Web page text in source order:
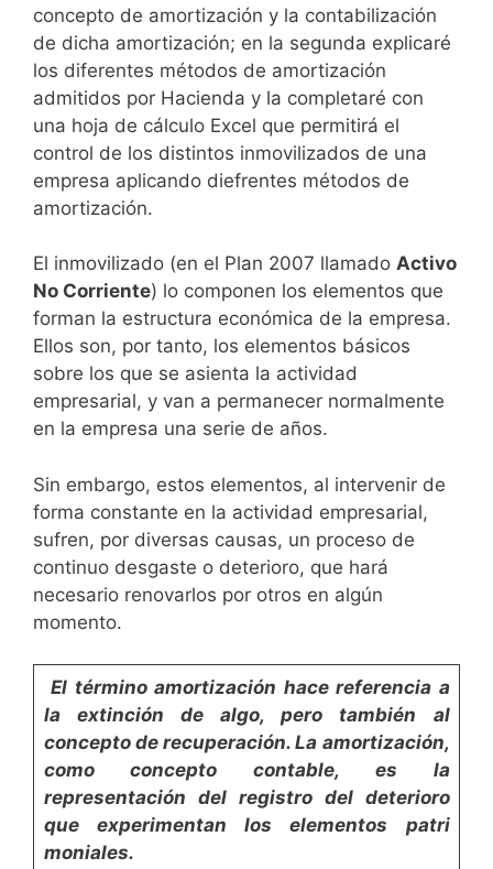
concepto de amortización y la contabilización
de dicha amortización; en la segunda explicaré
los diferentes métodos de amortización
admitidos por Hacienda y la completaré con
una hoja de cálculo Excel que permitirá el
control de los distintos inmovilizados de una
empresa aplicando diefrentes métodos de
amortización.
El inmovilizado (en el Plan 2007 llamado Activo
No Corriente) lo componen los elementos que
forman la estructura económica de la empresa.
Ellos son, por tanto, los elementos básicos
sobre los que se asienta la actividad
empresarial, y van a permanecer normalmente
en la empre­sa una serie de años.
Sin embargo, estos elementos, al intervenir de
forma cons­tante en la actividad empresarial,
sufren, por diversas cau­sas, un proceso de
continuo desgaste o deterioro, que hará
necesario renovarlos por otros en algún
momento.
El término amortización hace referencia a
la extinción de algo, pero también al
concepto de recuperación. La amor­tización,
como concepto contable, es la
representación del registro del deterioro
que experimentan los elementos patri­
moniales.